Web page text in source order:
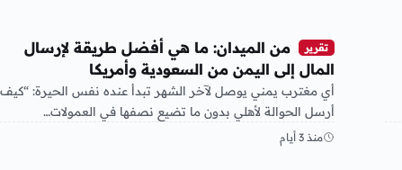
تقرير
من الميدان: ما هي أفضل طريقة لإرسال
المال إلى اليمن من السعودية وأمريكا
أي مغترب يمني يوصل لآخر الشهر تبدأ عنده نفس الحيرة: “كيف
أرسل الحوالة لأهلي بدون ما تضيع نصفها في العمولات…
منذ 3 أيام